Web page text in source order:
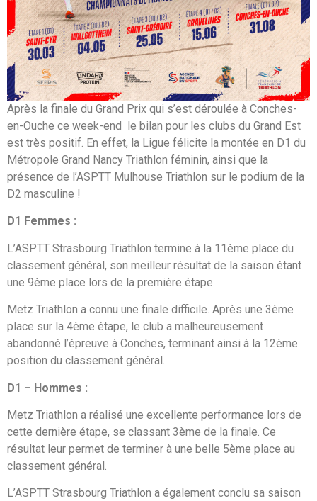
Après la finale du Grand Prix qui s’est déroulée à Conches-
en-Ouche ce week-end le bilan pour les clubs du Grand Est
est très positif. En effet, la Ligue félicite la montée en D1 du
Métropole Grand Nancy Triathlon féminin, ainsi que la
présence de l’ASPTT Mulhouse Triathlon sur le podium de la
D2 masculine !
D1 Femmes :
L’ASPTT Strasbourg Triathlon termine à la 11ème place du
classement général, son meilleur résultat de la saison étant
une 9ème place lors de la première étape.
Metz Triathlon a connu une finale difficile. Après une 3ème
place sur la 4ème étape, le club a malheureusement
abandonné l’épreuve à Conches, terminant ainsi à la 12ème
position du classement général.
D1 – Hommes :
Metz Triathlon a réalisé une excellente performance lors de
cette dernière étape, se classant 3ème de la finale. Ce
résultat leur permet de terminer à une belle 5ème place au
classement général.
L’ASPTT Strasbourg Triathlon a également conclu sa saison